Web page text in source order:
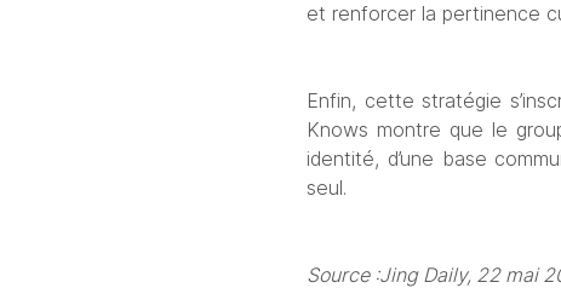
et renforcer la pertinence
Enfin, cette stratégie
Knows montre que le
identité, d’une base
seul.
Source :Jing Daily, 22 mai